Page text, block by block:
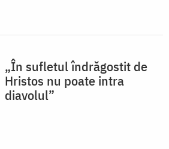
„În sufletul îndrăgostit de
Hristos nu poate intra
diavolul”